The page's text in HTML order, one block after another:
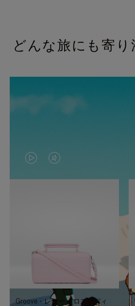
どんな旅にも寄り
VIDEO
IS
TO
IT
VIDEO
IS
UNMUTE
IT
Groove - レザー クロスボディ